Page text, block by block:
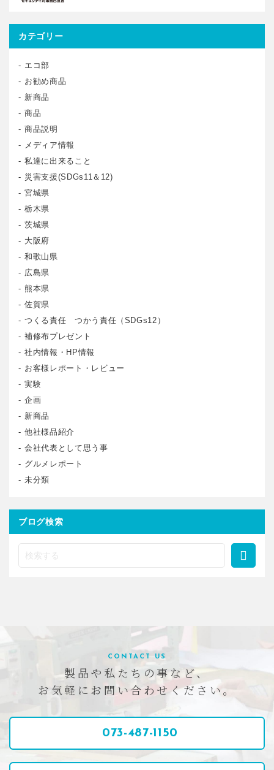
カテゴリー
エコ部
お勧め商品
新商品
商品
商品説明
メディア情報
私達に出来ること
災害支援(SDGs11＆12)
宮城県
栃木県
茨城県
大阪府
和歌山県
広島県
熊本県
佐賀県
つくる責任 つかう責任（SDGs12）
補修布プレゼント
社内情報・HP情報
お客様レポート・レビュー
実験
企画
新商品
他社様品紹介
会社代表として思う事
グルメレポート
未分類
ブログ検索
CONTACT US
製品や私たちの事など、
お気軽にお問い合わせください。
073-487-1150